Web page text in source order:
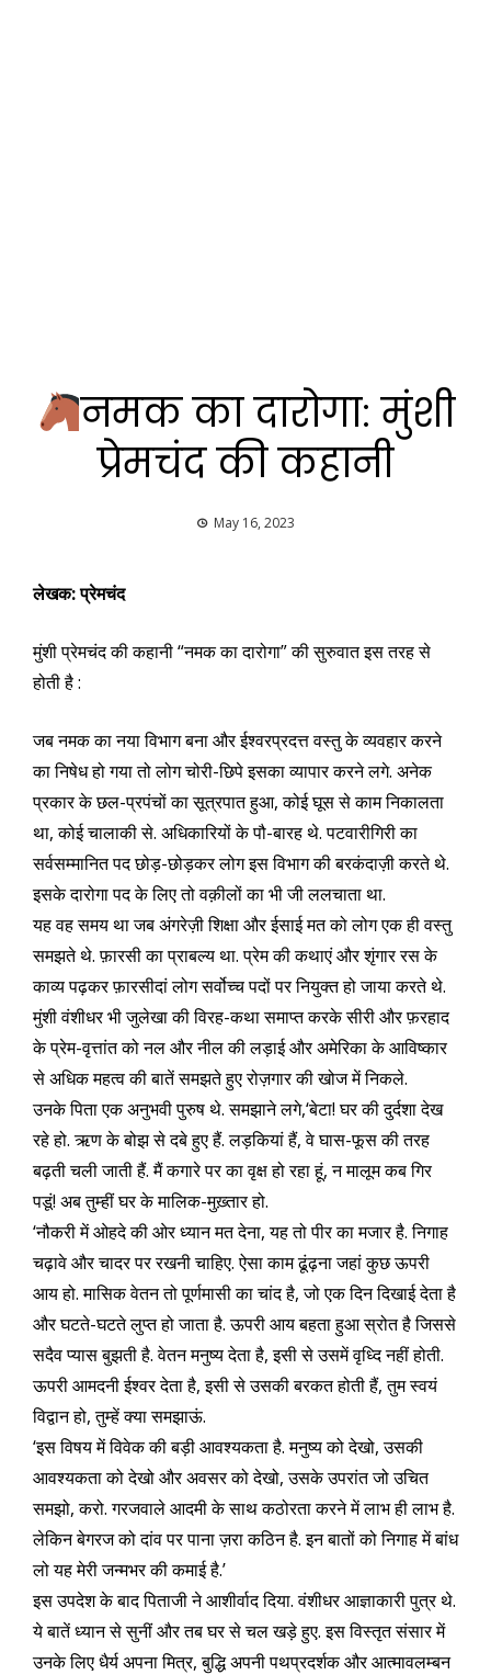
नमक का दारोगा: मुंशी
प्रेमचंद की कहानी
May 16, 2023
लेखक: प्रेमचंद
मुंशी प्रेमचंद की कहानी “नमक का दारोगा” की सुरुवात इस तरह से
होती है :
जब नमक का नया विभाग बना और ईश्वरप्रदत्त वस्तु के व्यवहार करने
का निषेध हो गया तो लोग चोरी-छिपे इसका व्यापार करने लगे. अनेक
प्रकार के छल-प्रपंचों का सूत्रपात हुआ, कोई घूस से काम निकालता
था, कोई चालाकी से. अधिकारियों के पौ-बारह थे. पटवारीगिरी का
सर्वसम्मानित पद छोड़-छोड़कर लोग इस विभाग की बरकंदाज़ी करते थे.
इसके दारोगा पद के लिए तो वक़ीलों का भी जी ललचाता था.
यह वह समय था जब अंगरेज़ी शिक्षा और ईसाई मत को लोग एक ही वस्तु
समझते थे. फ़ारसी का प्राबल्य था. प्रेम की कथाएं और शृंगार रस के
काव्य पढ़कर फ़ारसीदां लोग सर्वोच्च पदों पर नियुक्त हो जाया करते थे.
मुंशी वंशीधर भी जुलेखा की विरह-कथा समाप्त करके सीरी और फ़रहाद
के प्रेम-वृत्तांत को नल और नील की लड़ाई और अमेरिका के आविष्कार
से अधिक महत्व की बातें समझते हुए रोज़गार की खोज में निकले.
उनके पिता एक अनुभवी पुरुष थे. समझाने लगे,‘बेटा! घर की दुर्दशा देख
रहे हो. ऋण के बोझ से दबे हुए हैं. लड़कियां हैं, वे घास-फूस की तरह
बढ़ती चली जाती हैं. मैं कगारे पर का वृक्ष हो रहा हूं, न मालूम कब गिर
पडूं! अब तुम्हीं घर के मालिक-मुख़्तार हो.
‘नौकरी में ओहदे की ओर ध्यान मत देना, यह तो पीर का मजार है. निगाह
चढ़ावे और चादर पर रखनी चाहिए. ऐसा काम ढूंढ़ना जहां कुछ ऊपरी
आय हो. मासिक वेतन तो पूर्णमासी का चांद है, जो एक दिन दिखाई देता है
और घटते-घटते लुप्त हो जाता है. ऊपरी आय बहता हुआ स्रोत है जिससे
सदैव प्यास बुझती है. वेतन मनुष्य देता है, इसी से उसमें वृध्दि नहीं होती.
ऊपरी आमदनी ईश्वर देता है, इसी से उसकी बरकत होती हैं, तुम स्वयं
विद्वान हो, तुम्हें क्या समझाऊं.
‘इस विषय में विवेक की बड़ी आवश्यकता है. मनुष्य को देखो, उसकी
आवश्यकता को देखो और अवसर को देखो, उसके उपरांत जो उचित
समझो, करो. गरजवाले आदमी के साथ कठोरता करने में लाभ ही लाभ है.
लेकिन बेगरज को दांव पर पाना ज़रा कठिन है. इन बातों को निगाह में बांध
लो यह मेरी जन्मभर की कमाई है.’
इस उपदेश के बाद पिताजी ने आशीर्वाद दिया. वंशीधर आज्ञाकारी पुत्र थे.
ये बातें ध्यान से सुनीं और तब घर से चल खड़े हुए. इस विस्तृत संसार में
उनके लिए धैर्य अपना मित्र, बुद्धि अपनी पथप्रदर्शक और आत्मावलम्बन